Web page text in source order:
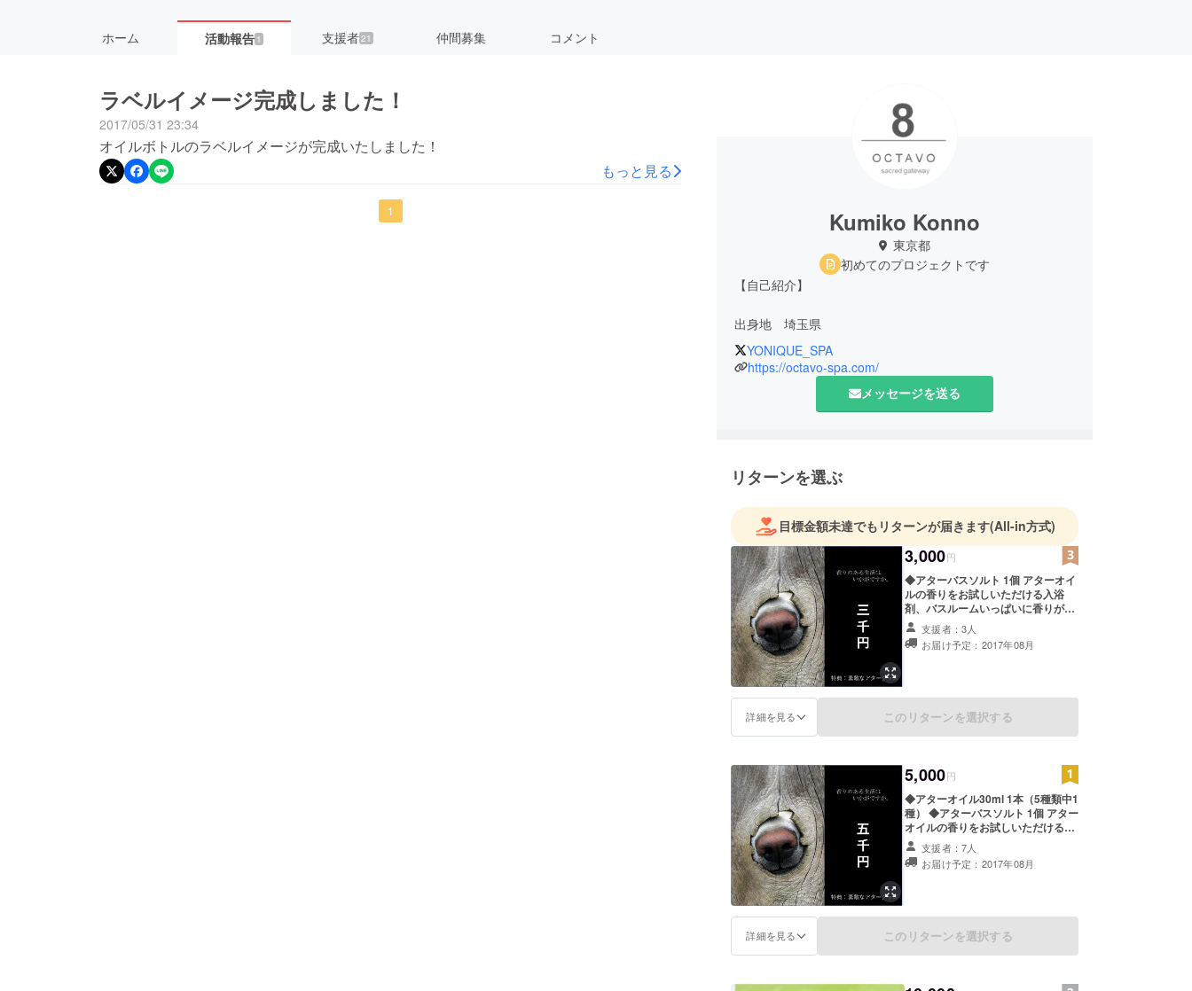
ホーム 活動報告 1 支援者21 仲間募集 コメント
ラベルイメージ完成しました！
2017/05/31 23:34
もっと見る
1 Kumiko Konno
東京都
初めてのプロジェクトです
【自己紹介】
出身地 埼玉県
■経歴
18歳 / 国際ライセンス ITEC *1エステティック ディプロ
に設立された、英国の文部省にあたる機関のナチュラルセラ
ピーに関する資格試験です。欧州では非常に評価の高い国際
資格の一つです。
19歳 / エステティック勤務
機械を使用せずハンドテクニックの技術にのめり込む
28歳 / スパブランドにてインストラクターとし勤務
東洋哲学に触れ、タイにて２０種以上のトリートメント技術
を学ぶ
YONIQUE_SPA
https://octavo-spa.com/
メッセージを送る
リターンを選ぶ
目標金額未達でもリターンが届きます(All-in方式)
3,000円
◆アターバスソルト 1個 アターオイ
ルの香りをお試しいただける入浴
剤、バスルームいっぱいに香りが広
がります。 ◆ウェブサイトへのお名
前クレジット 感謝を込めて
YONIQUEのウェブサイトにお名前
支援者：3人
お届け予定：2017年08月
詳細を見る このリターンを選択する
5,000円
◆アターオイル30ml 1本（5種類中1
種） ◆アターバスソルト 1個 アター
オイルの香りをお試しいただける入
浴剤、バスルームいっぱいに香りが
広がります。 ◆ウェブサイトへのお
名前クレジット 感謝を込めて
支援者：7人
お届け予定：2017年08月
詳細を見る このリターンを選択する